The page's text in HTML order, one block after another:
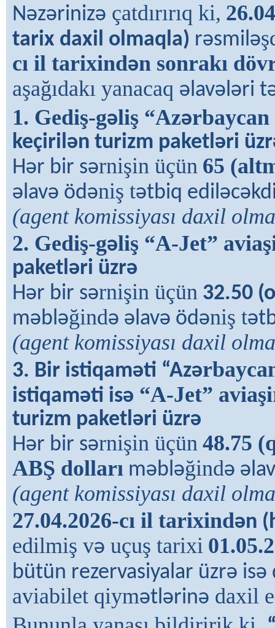
Nəzərinizə çatdırırıq ki,
tarix daxil olmaqla) rəsmilə
cı il tarixindən sonrakı
aşağıdakı yanacaq əlavələri
1. Gediş-gəliş “Azərbaycan
keçirilən turizm paketləri üzr
Hər bir sərnişin üçün 65
əlavə ödəniş tətbiq
(agent komissiyası daxil
2. Gediş-gəliş “A-Jet”
paketləri üzrə
Hər bir sərnişin üçün 32.50
məbləğində əlavə ödəniş t
(agent komissiyası daxil
3. Bir istiqaməti “Azə
istiqaməti isə “A-Jet”
turizm paketləri üzrə
Hər bir sərnişin üçün 48.75
ABŞ dolları məbləğində
(agent komissiyası daxil
27.04.2026-cı il tarixindən
edilmiş və uçuş tarixi
bütün rezervasiyalar üzrə
aviabilet qiymətlərinə daxil